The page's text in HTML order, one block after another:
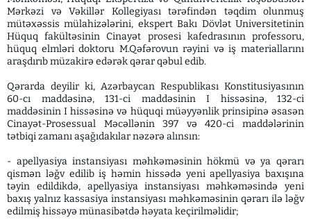
Mərkəzi və Vəkillər Kollegiyası tərəfindən təqdim olunmuş
mütəxəssis mülahizələrini, ekspert Bakı Dövlət Universitetinin
Hüquq fakültəsinin Cinayət prosesi kafedrasının professoru,
hüquq elmləri doktoru M.Qəfərovun rəyini və iş materiallarını
araşdırıb müzakirə edərək qərar qəbul edib.
Qərarda deyilir ki, Azərbaycan Respublikası Konstitusiyasının
60-cı maddəsinə, 131-ci maddəsinin I hissəsinə, 132-ci
maddəsinin I hissəsinə və hüquqi müəyyənlik prinsipinə əsasən
Cinayət-Prosessual Məcəllənin 397 və 420-ci maddələrinin
tətbiqi zamanı aşağıdakılar nəzərə alınsın:
- apellyasiya instansiyası məhkəməsinin hökmü və ya qərarı
qismən ləğv edilib iş həmin hissədə yeni apellyasiya baxışına
təyin edildikdə, apellyasiya instansiyası məhkəməsində yeni
baxış yalnız kassasiya instansiyası məhkəməsinin qərarı ilə ləğv
edilmiş hissəyə münasibətdə həyata keçirilməlidir;